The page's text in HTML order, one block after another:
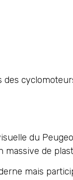
du
massive de
mais